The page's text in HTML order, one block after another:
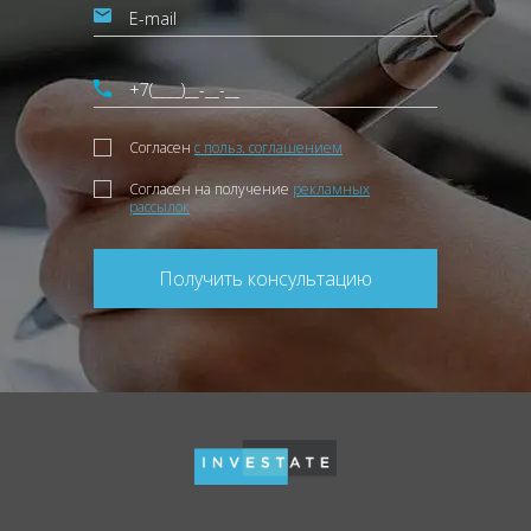
Согласен с польз. соглашением
Согласен на получение рекламных
рассылок
Получить консультацию